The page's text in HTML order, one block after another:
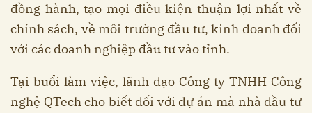
đồng hành, tạo mọi điều kiện thuận lợi nhất về
chính sách, về môi trường đầu tư, kinh doanh đối
với các doanh nghiệp đầu tư vào tỉnh.
Tại buổi làm việc, lãnh đạo Công ty TNHH Công
nghệ QTech cho biết đối với dự án mà nhà đầu tư